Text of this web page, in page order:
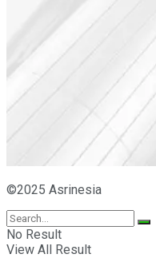
©2025 Asrinesia
No Result
View All Result